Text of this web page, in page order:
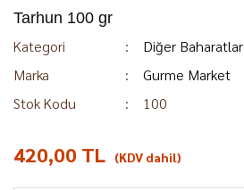
Tarhun 100 gr
Kategori
Diğer Baharatlar
Marka
Gurme Market
Stok Kodu
100
420,00 TL (KDV dahil)